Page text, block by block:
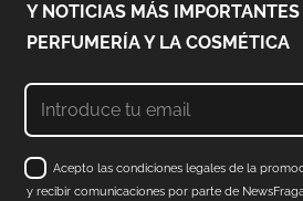
Y NOTICIAS MÁS
PERFUMERÍA Y LA COSMÉTICA
Acepto las condiciones legales de la
y recibir comunicaciones por parte de